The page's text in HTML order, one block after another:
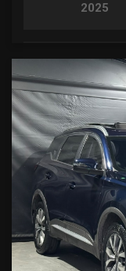
2025